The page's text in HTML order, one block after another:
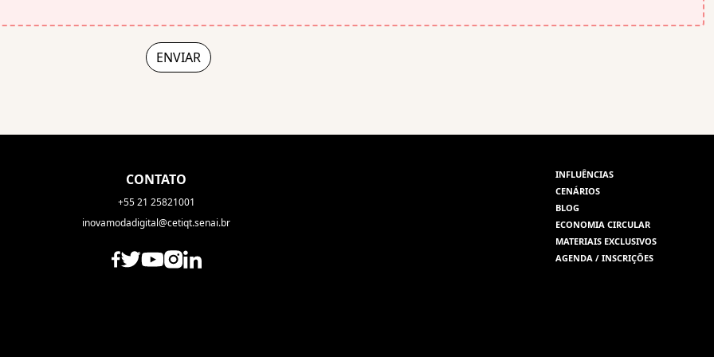
CONTATO
+55 21 25821001
inovamodadigital@cetiqt.senai.br
INFLUÊNCIAS
CENÁRIOS
BLOG
ECONOMIA CIRCULAR
MATERIAIS EXCLUSIVOS
AGENDA / INSCRIÇÕES